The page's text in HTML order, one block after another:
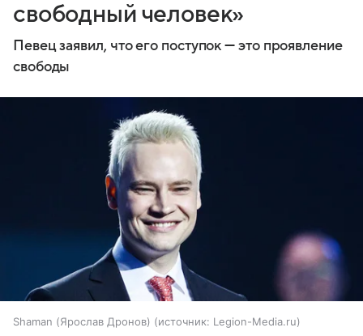
свободный человек»
Певец заявил, что его поступок — это проявление
свободы
Shaman (Ярослав Дронов) источник: Legion-Media.ru